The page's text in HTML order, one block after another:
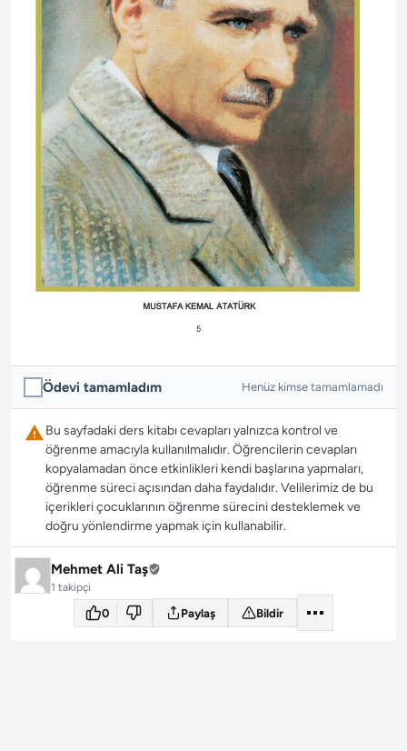
Ödevi tamamladım Henüz kimse tamamlamadı
Bu sayfadaki ders kitabı cevapları yalnızca kontrol ve
öğrenme amacıyla kullanılmalıdır. Öğrencilerin cevapları
kopyalamadan önce etkinlikleri kendi başlarına yapmaları,
öğrenme süreci açısından daha faydalıdır. Velilerimiz de bu
içerikleri çocuklarının öğrenme sürecini desteklemek ve
doğru yönlendirme yapmak için kullanabilir.
Mehmet Ali Taş
1 takipçi
0 Paylaş Bildir